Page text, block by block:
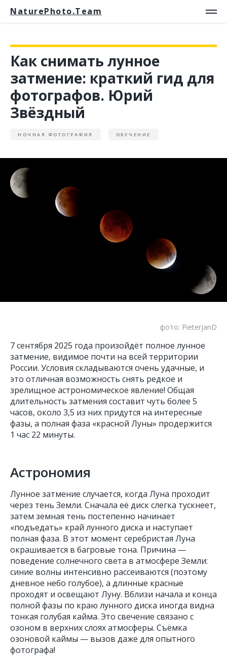
NaturePhoto.Team
Как снимать лунное
затмение: краткий гид для
фотографов. Юрий
Звёздный
НОЧНАЯ ФОТОГРАФИЯ ОБУЧЕНИЕ
фото: PieterjanD
7 сентября 2025 года произойдёт полное лунное
затмение, видимое почти на всей территории
России. Условия складываются очень удачные, и
это отличная возможность снять редкое и
зрелищное астрономическое явление! Общая
длительность затмения составит чуть более 5
часов, около 3,5 из них придутся на интересные
фазы, а полная фаза «красной Луны» продержится
1 час 22 минуты.
Астрономия
Лунное затмение случается, когда Луна проходит
через тень Земли. Сначала её диск слегка тускнеет,
затем земная тень постепенно начинает
«подъедать» край лунного диска и наступает
полная фаза. В этот момент серебристая Луна
окрашивается в багровые тона. Причина —
поведение солнечного света в атмосфере Земли:
синие волны интенсивно рассеиваются (поэтому
дневное небо голубое), а длинные красные
проходят и освещают Луну. Вблизи начала и конца
полной фазы по краю лунного диска иногда видна
тонкая голубая кайма. Это свечение связано с
озоном в верхних слоях атмосферы. Съёмка
озоновой каймы — вызов даже для опытного
фотографа!